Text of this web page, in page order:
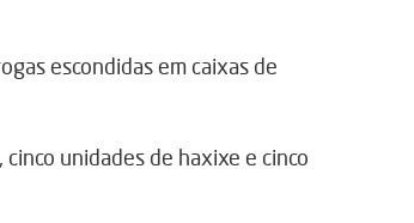
escondidas em caixas de
unidades de haxixe e cinco